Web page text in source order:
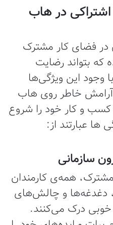
در هاب
فضای کار مشترک
که بتواند رضایت
وجود این ویژگی‌ها
خاطر روی هاب
و کار خود را شروع
ها عبارتند از:
سازمانی
همه‌ی کارمندان
دغدغه‌ها و چالش‌های
درک می‌کنند.